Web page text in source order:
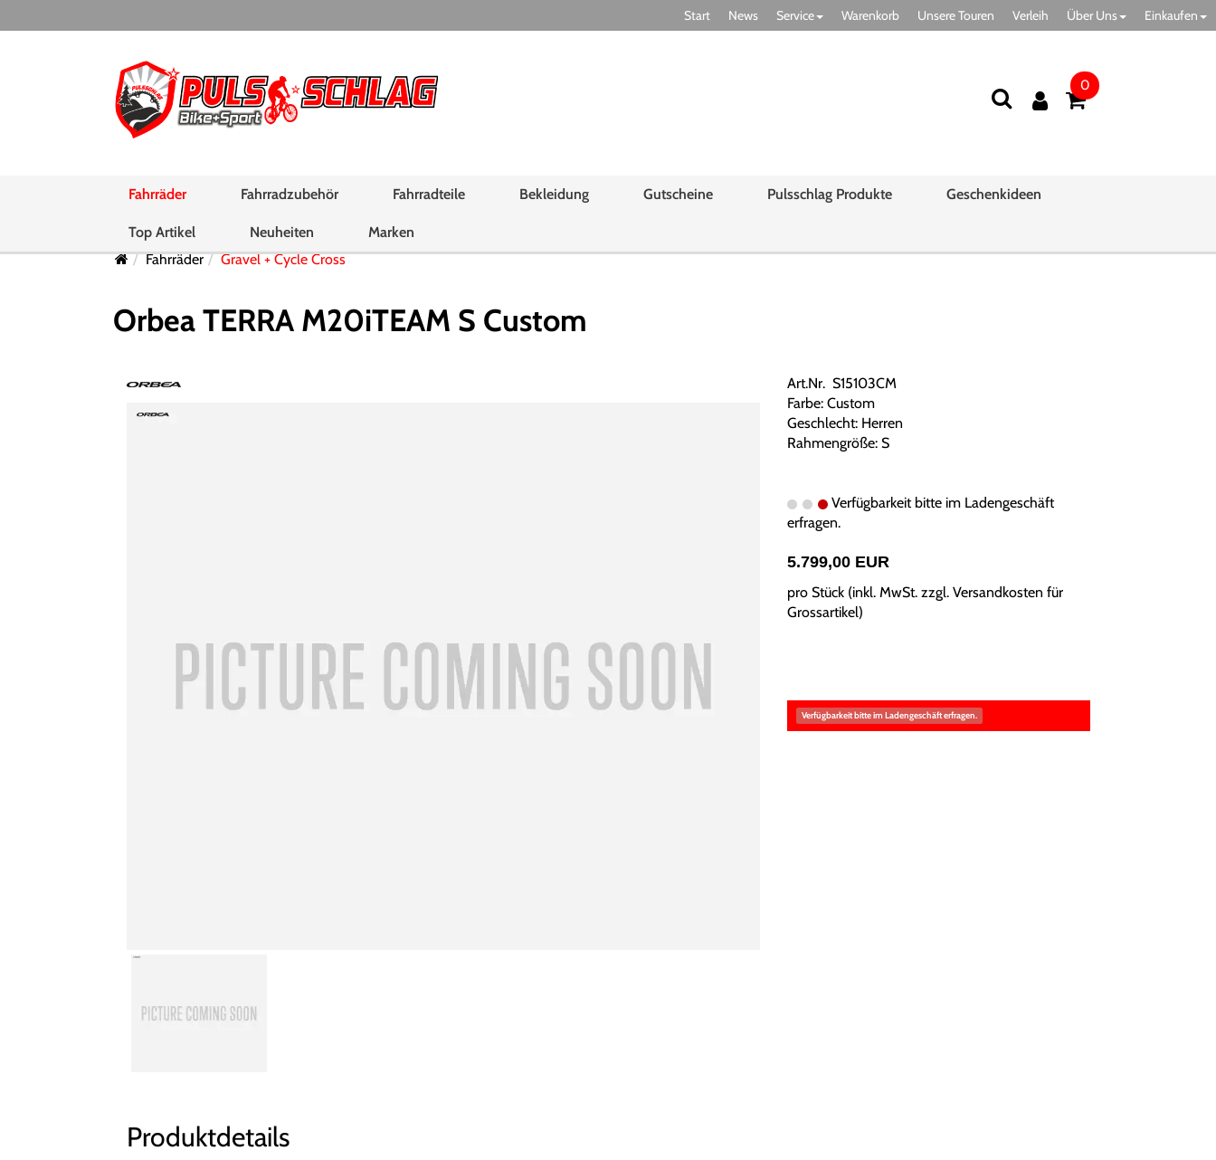
Start News Service Warenkorb Unsere Touren Verleih Über Uns Einkaufen
0
Fahrräder Fahrradzubehör Fahrradteile Bekleidung Gutscheine Pulsschlag Produkte Geschenkideen
Top Artikel Neuheiten
Marken
Fahrräder
Gravel + Cycle Cross
Orbea TERRA M20iTEAM S Custom
Produktdetails
Art.Nr. S15103CM
Farbe: Custom
Geschlecht: Herren
Rahmengröße: S
Verfügbarkeit bitte im Ladengeschäft
erfragen.
5.799,00 EUR
pro Stück (inkl. MwSt. zzgl. Versandkosten für
Grossartikel)
Verfügbarkeit bitte im Ladengeschäft erfragen.